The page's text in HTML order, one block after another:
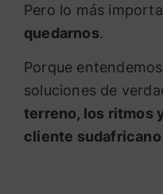
Pero lo más
quedarnos.
Porque
soluciones de
terreno, los ritmos
cliente sudafricano